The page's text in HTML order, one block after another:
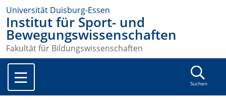
Universität Duisburg-Essen
Institut für Sport- und
Bewegungswissenschaften
Fakultät für Bildungswissenschaften
Suchen